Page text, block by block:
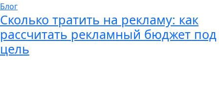
Блог
Сколько тратить на рекламу: как
рассчитать рекламный бюджет под
цель